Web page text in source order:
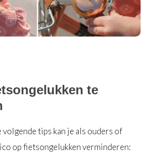
te
volgende tips kan je als ouders of
op fietsongelukken verminderen: